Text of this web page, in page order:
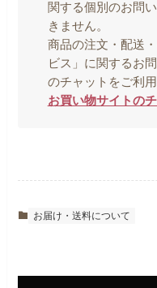
関する個別のお問
きません。
商品の注文・配送
ビス」に関するお
のチャットをご利用
お買い物サイトの
お届け・送料について